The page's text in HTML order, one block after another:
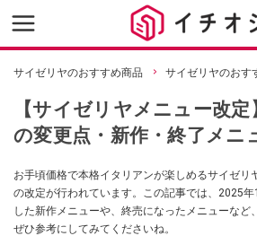
サイゼリヤのおすすめ商品 サイゼリヤのおす
【サイゼリヤメニュー改定
の変更点・新作・終了メニ
お手頃価格で本格イタリアンが楽しめるサイゼリ
の改定が行われています。この記事では、2025
した新作メニューや、終売になったメニューなど
ぜひ参考にしてみてくださいね。